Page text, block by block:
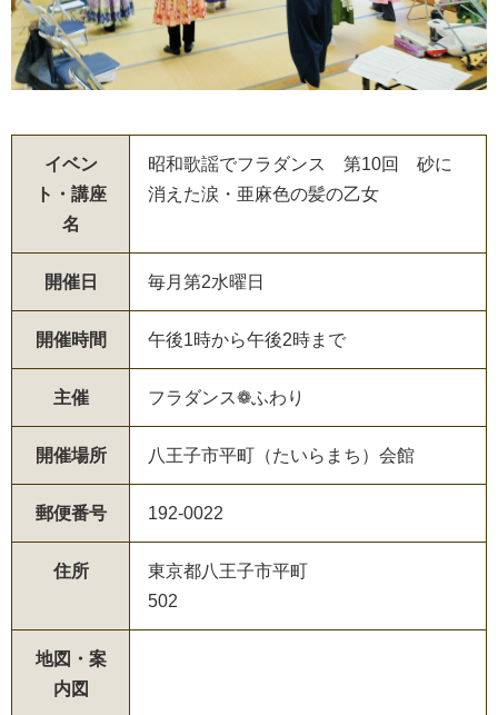
イベン
ト・講座
名
昭和歌謡でフラダンス 第10回 砂に
消えた涙・亜麻色の髪の乙女
開催日 毎月第2水曜日
開催時間 午後1時から午後2時まで
主催 フラダンス❁ふわり
開催場所 八王子市平町（たいらまち）会館
郵便番号 192-0022
住所
東京都八王子市平町
502
地図・案
内図